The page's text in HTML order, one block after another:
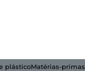
plásticoMatérias-primas